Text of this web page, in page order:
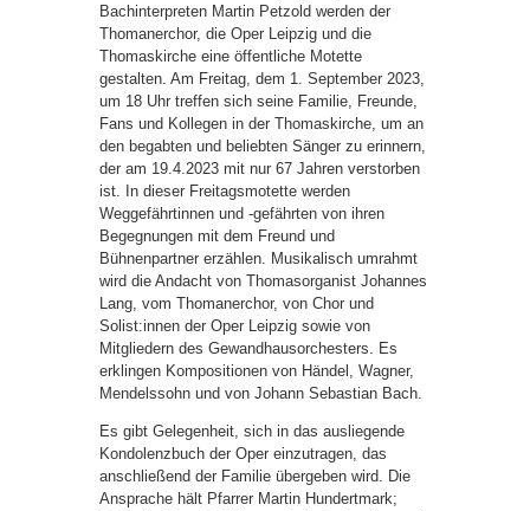
Bachinterpreten Martin Petzold werden der
Thomanerchor, die Oper Leipzig und die
Thomaskirche eine öffentliche Motette
gestalten. Am Freitag, dem 1. September 2023,
um 18 Uhr treffen sich seine Familie, Freunde,
Fans und Kollegen in der Thomaskirche, um an
den begabten und beliebten Sänger zu erinnern,
der am 19.4.2023 mit nur 67 Jahren verstorben
ist. In dieser Freitagsmotette werden
Weggefährtinnen und -gefährten von ihren
Begegnungen mit dem Freund und
Bühnenpartner erzählen. Musikalisch umrahmt
wird die Andacht von Thomasorganist Johannes
Lang, vom Thomanerchor, von Chor und
Solist:innen der Oper Leipzig sowie von
Mitgliedern des Gewandhausorchesters. Es
erklingen Kompositionen von Händel, Wagner,
Mendelssohn und von Johann Sebastian Bach.
Es gibt Gelegenheit, sich in das ausliegende
Kondolenzbuch der Oper einzutragen, das
anschließend der Familie übergeben wird. Die
Ansprache hält Pfarrer Martin Hundertmark;